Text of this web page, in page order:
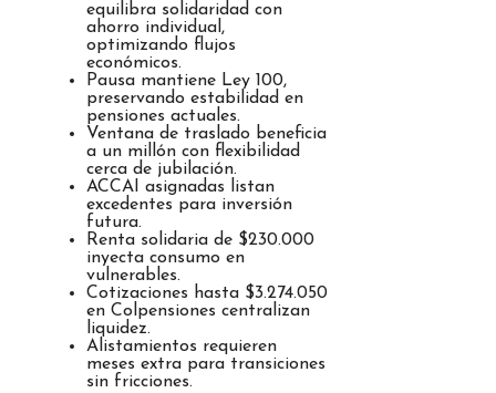
equilibra solidaridad con
ahorro individual,
optimizando flujos
económicos.
Pausa mantiene Ley 100,
preservando estabilidad en
pensiones actuales.
Ventana de traslado beneficia
a un millón con flexibilidad
cerca de jubilación.
ACCAI asignadas listan
excedentes para inversión
futura.
Renta solidaria de $230.000
inyecta consumo en
vulnerables.
Cotizaciones hasta $3.274.050
en Colpensiones centralizan
liquidez.
Alistamientos requieren
meses extra para transiciones
sin fricciones.